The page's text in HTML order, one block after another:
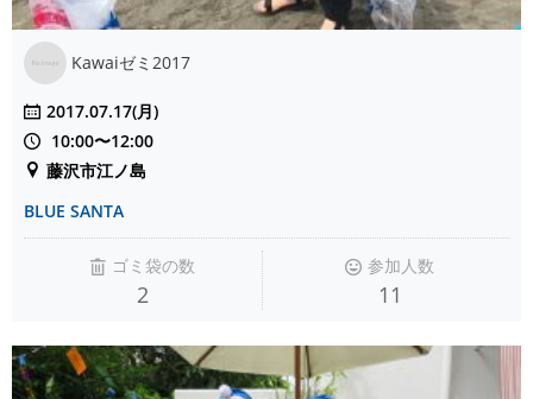
Kawaiゼミ2017
2017.07.17(月)
10:00〜12:00
藤沢市江ノ島
BLUE SANTA
ゴミ袋の数
2
参加人数
11